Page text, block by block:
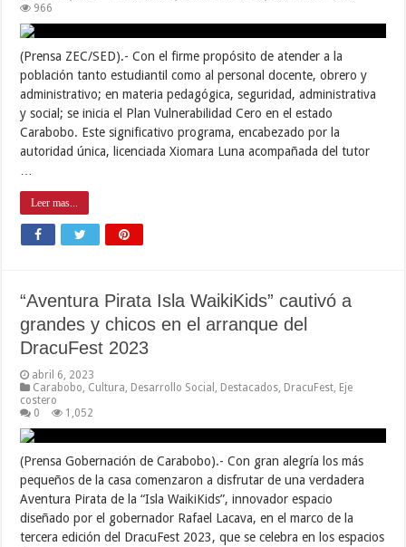
966
(Prensa ZEC/SED).- Con el firme propósito de atender a la
población tanto estudiantil como al personal docente, obrero y
administrativo; en materia pedagógica, seguridad, administrativa
y social; se inicia el Plan Vulnerabilidad Cero en el estado
Carabobo. Este significativo programa, encabezado por la
autoridad única, licenciada Xiomara Luna acompañada del tutor
Leer mas...
“Aventura Pirata Isla WaikiKids” cautivó a
grandes y chicos en el arranque del
DracuFest 2023
abril 6, 2023
Carabobo Cultura Desarrollo Social Destacados DracuFest Eje
costero
0
1,052
(Prensa Gobernación de Carabobo).- Con gran alegría los más
pequeños de la casa comenzaron a disfrutar de una verdadera
Aventura Pirata de la “Isla WaikiKids”, innovador espacio
diseñado por el gobernador Rafael Lacava, en el marco de la
tercera edición del DracuFest 2023, que se celebra en los espacios